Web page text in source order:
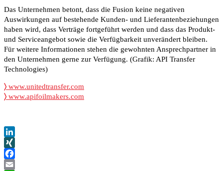
Das Unternehmen betont, dass die Fusion keine negativen
Auswirkungen auf bestehende Kunden- und Lieferantenbeziehungen
haben wird, dass Verträge fortgeführt werden und dass das Produkt-
und Serviceangebot sowie die Verfügbarkeit unverändert bleiben.
Für weitere Informationen stehen die gewohnten Ansprechpartner in
den Unternehmen gerne zur Verfügung. (Grafik: API Transfer
Technologies)
〉 www.unitedtransfer.com
〉 www.apifoilmakers.com
LinkedIn
XING
Facebook